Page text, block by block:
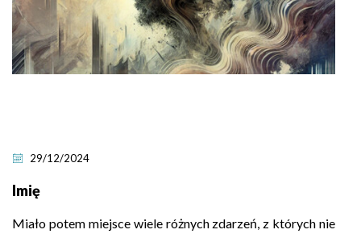
29/12/2024
Imię
Miało potem miejsce wiele różnych zdarzeń, z których nie